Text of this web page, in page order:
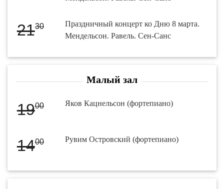
2130
Праздничный концерт ко Дню 8 марта.
Мендельсон. Равель. Сен-Санс
Малый зал
1900 Яков Кацнельсон (фортепиано)
1400 Рувим Островский (фортепиано)